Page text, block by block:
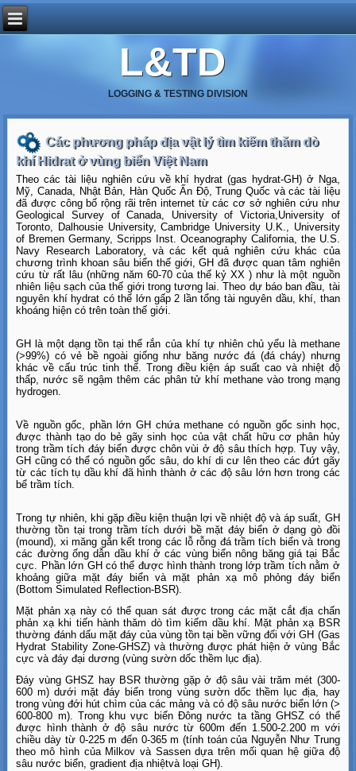
L&TD
LOGGING & TESTING DIVISION
Các phương pháp địa vật lý tìm kiếm thăm dò
khí Hidrat ở vùng biển Việt Nam
Theo các tài liệu nghiên cứu về khí hydrat (gas hydrat-GH) ở Nga,
Mỹ, Canada, Nhật Bản, Hàn Quốc Ấn Độ, Trung Quốc và các tài liệu
đã được công bố rộng rãi trên internet từ các cơ sở nghiên cứu như
Geological Survey of Canada, University of Victoria,University of
Toronto, Dalhousie University, Cambridge University U.K., University
of Bremen Germany, Scripps Inst. Oceanography California, the U.S.
Navy Research Laboratory, và các kết quả nghiên cứu khác của
chương trình khoan sâu biển thế giới, GH đã được quan tâm nghiên
cứu từ rất lâu (những năm 60-70 của thế kỷ XX ) như là một nguồn
nhiên liệu sạch của thế giới trong tương lai. Theo dự báo ban đầu, tài
nguyên khí hydrat có thể lớn gấp 2 lần tổng tài nguyên dầu, khí, than
khoáng hiện có trên toàn thế giới.
GH là một dạng tồn tại thể rắn của khí tự nhiên chủ yếu là methane
(>99%) có vẻ bề ngoài giống như băng nước đá (đá cháy) nhưng
khác về cấu trúc tinh thể. Trong điều kiện áp suất cao và nhiệt độ
thấp, nước sẽ ngậm thêm các phân tử khí methane vào trong mạng
hydrogen.
Về nguồn gốc, phần lớn GH chứa methane có nguồn gốc sinh học,
được thành tạo do bẻ gãy sinh học của vật chất hữu cơ phân hủy
trong trầm tích đáy biển được chôn vùi ở độ sâu thích hợp. Tuy vậy,
GH cũng có thể có nguồn gốc sâu, do khí di cư lên theo các đứt gãy
từ các tích tụ dầu khí đã hình thành ở các độ sâu lớn hơn trong các
bể trầm tích.
Trong tự nhiên, khi gặp điều kiện thuận lợi về nhiệt độ và áp suất, GH
thường tồn tại trong trầm tích dưới bề mặt đáy biển ở dạng gò đồi
(mound), xi măng gắn kết trong các lỗ rỗng đá trầm tích biển và trong
các đường ống dẫn dầu khí ở các vùng biển nông băng giá tại Bắc
cực. Phần lớn GH có thể được hình thành trong lớp trầm tích nằm ở
khoảng giữa mặt đáy biển và mặt phản xạ mô phỏng đáy biển
(Bottom Simulated Reflection-BSR).
Mặt phản xạ này có thể quan sát được trong các mặt cắt địa chấn
phản xạ khi tiến hành thăm dò tìm kiếm dầu khí. Mặt phản xạ BSR
thường đánh dấu mặt đáy của vùng tồn tại bền vững đối với GH (Gas
Hydrat Stability Zone-GHSZ) và thường được phát hiện ở vùng Bắc
cực và đáy đại dương (vùng sườn dốc thềm lục địa).
Đáy vùng GHSZ hay BSR thường gặp ở độ sâu vài trăm mét (300-
600 m) dưới mặt đáy biển trong vùng sườn dốc thềm lục địa, hay
trong vùng đới hút chìm của các mảng và có độ sâu nước biển lớn (>
600-800 m). Trong khu vực biển Đông nước ta tầng GHSZ có thể
được hình thành ở độ sâu nước từ 600m đến 1.500-2.200 m với
chiều dày từ 0-225 m đến 0-365 m (tính toán của Nguyễn Như Trung
theo mô hình của Milkov và Sassen dựa trên mối quan hệ giữa độ
sâu nước biển, gradient địa nhiệtvà loại GH).